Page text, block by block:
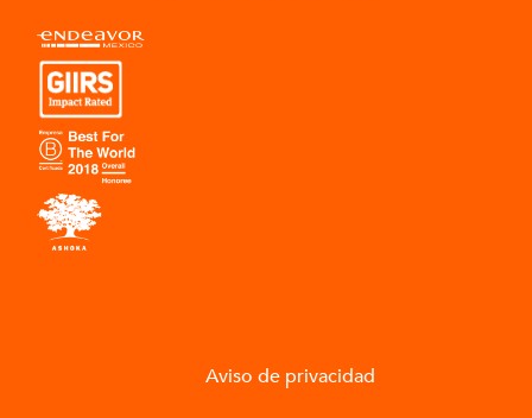
Aviso de privacidad